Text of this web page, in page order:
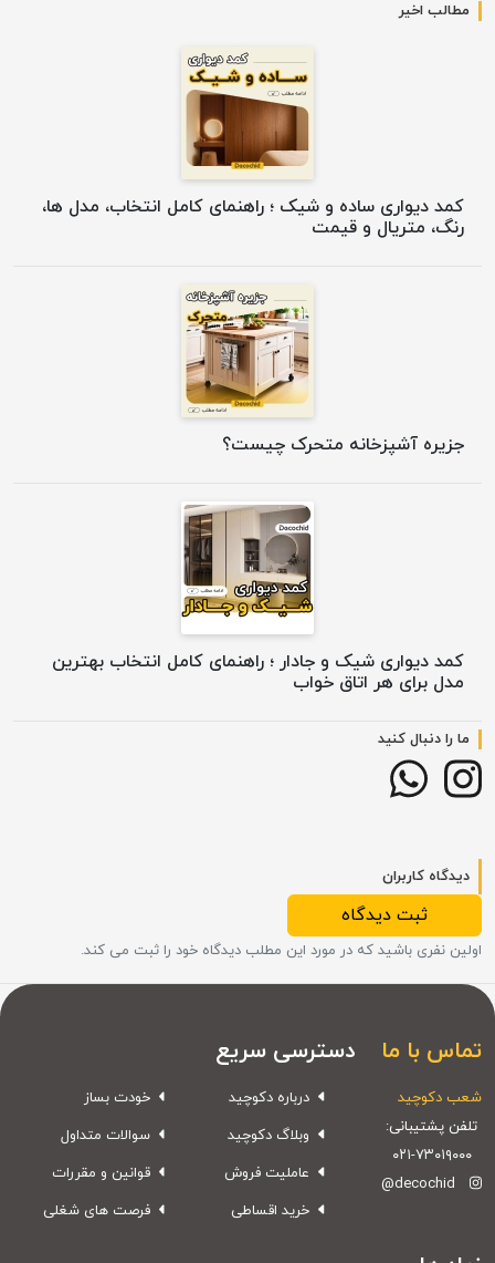
مطالب اخیر
کمد دیواری ساده و شیک ؛ راهنمای کامل انتخاب، مدل ها،
رنگ، متریال و قیمت
جزیره آشپزخانه متحرک چیست؟
کمد دیواری شیک و جادار ؛ راهنمای کامل انتخاب بهترین
مدل برای هر اتاق خواب
ما را دنبال کنید
دیدگاه کاربران
ثبت دیدگاه
اولین نفری باشید که در مورد این مطلب دیدگاه خود را ثبت می کند.
تماس با ما
شعب دکوچید
تلفن پشتیبانی:
۰۲۱-۷۳۰۱۹۰۰۰
@decochid
دسترسی سریع
درباره دکوچید
وبلاگ دکوچید
عاملیت فروش
خرید اقساطی
خودت بساز
سوالات متداول
قوانین و مقررات
فرصت های شغلی